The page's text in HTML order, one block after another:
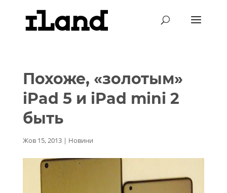
Похоже, «золотым»
iPad 5 и iPad mini 2
быть
Жов 15, 2013| Новини